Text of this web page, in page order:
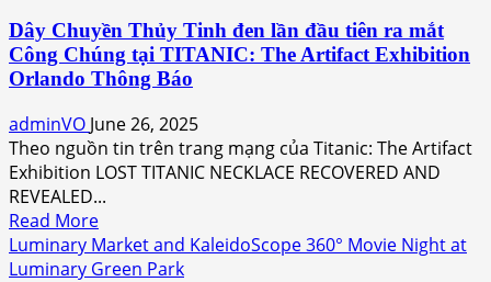
Dây Chuyền Thủy Tinh đen lần đầu tiên ra mắt
Công Chúng tại TITANIC: The Artifact Exhibition
Orlando Thông Báo
adminVO June 26, 2025
Theo nguồn tin trên trang mạng của Titanic: The Artifact
Exhibition LOST TITANIC NECKLACE RECOVERED AND
REVEALED...
Read MoreRead
more
about
Luminary Market and KaleidoScope 360° Movie Night at
Luminary Green Park